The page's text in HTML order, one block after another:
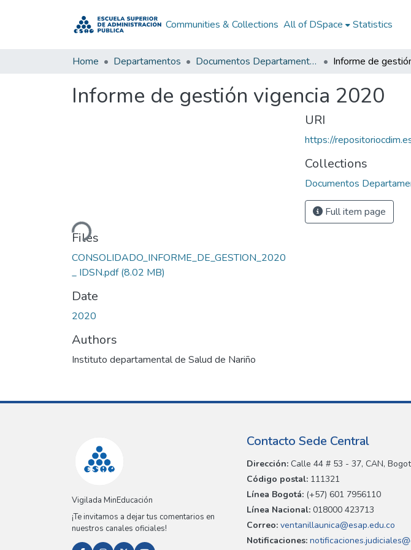
Communities & Collections All of DSpace Statistics
Home Departamentos Documentos Departamentales
Informe de gestión vigencia 2020
Loading...
Files
CONSOLIDADO_INFORME_DE_GESTION_2020
_ IDSN.pdf(8.02 MB)
Date
2020
Authors
Instituto departamental de Salud de Nariño
URI
https://
Collections
Documentos
Full item page
Vigilada MinEducación
¡Te invitamos a dejar tus comentarios en
nuestros canales oficiales!
Contacto Sede Central
Dirección: Calle 44 # 53 - 37, CAN,
Código postal: 111321
Línea Bogotá: (+57) 601 7956110
Línea Nacional: 018000 423713
Correo: ventanillaunica@esap.edu.co
Notificaciones: